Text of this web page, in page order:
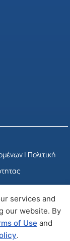
services and
our website. By
of Use and
.
| Πολιτική
Developed by Wizy